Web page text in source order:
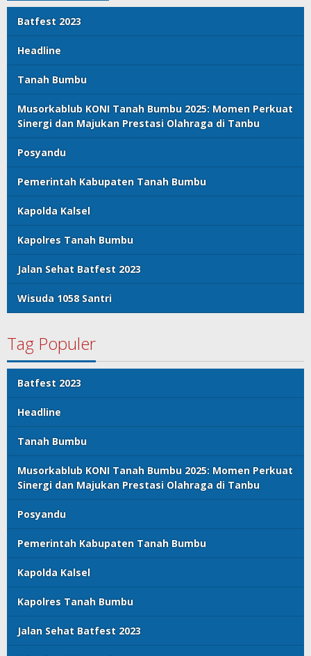
Batfest 2023
Headline
Tanah Bumbu
Musorkablub KONI Tanah Bumbu 2025: Momen Perkuat
Sinergi dan Majukan Prestasi Olahraga di Tanbu
Posyandu
Pemerintah Kabupaten Tanah Bumbu
Kapolda Kalsel
Kapolres Tanah Bumbu
Jalan Sehat Batfest 2023
Wisuda 1058 Santri
Tag Populer
Batfest 2023
Headline
Tanah Bumbu
Musorkablub KONI Tanah Bumbu 2025: Momen Perkuat
Sinergi dan Majukan Prestasi Olahraga di Tanbu
Posyandu
Pemerintah Kabupaten Tanah Bumbu
Kapolda Kalsel
Kapolres Tanah Bumbu
Jalan Sehat Batfest 2023